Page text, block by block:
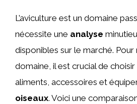
L’aviculture est un domaine
nécessite une analyse
disponibles sur le marché. Pour
domaine, il est crucial de
aliments, accessoires et
oiseaux. Voici une